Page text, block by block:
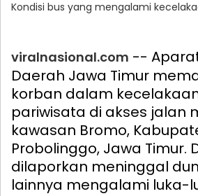
Kondisi bus yang mengalami
viralnasional.com --
Daerah Jawa Timur
korban dalam
pariwisata di akses jalan
kawasan Bromo,
Probolinggo, Jawa Timur.
dilaporkan meninggal
lainnya mengalami luka-